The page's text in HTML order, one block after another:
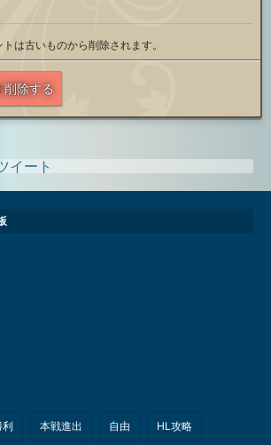
は古いものから削除されます。
削除する
イート
本戦進出 自由 HL攻略